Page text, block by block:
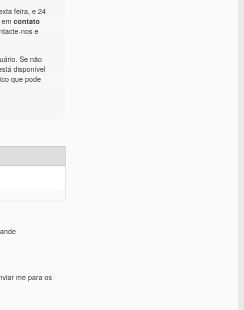
feira, e 24
contato
nos e
Se não
disponível
que pode
me para os